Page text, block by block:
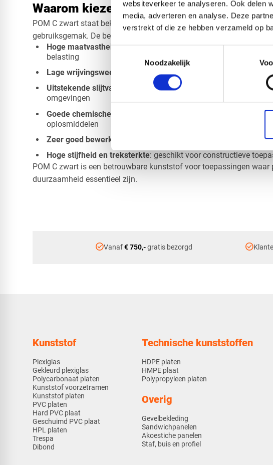
websiteverkeer te analyseren. Ook delen
media, adverteren en analyse. Deze
verstrekt of die ze hebben verzameld op
Toestemmingsselectie
Noodzakelijk
Waarom kiezen voor POM C zwart?
POM C zwart staat bekend om zijn combinatie van kracht, stabiliteit
gebruiksgemak. De belangrijkste voordelen op een rij:
Hoge maatvastheid:behoudt zijn vorm en afmetingen, zelfs bij
belasting
Lage wrijvingsweerstand:
ideaal voor glijdende en bewegende
Uitstekende slijtvastheid:
gaat lang mee in intensieve
omgevingen
Goede chemische bestendigheid:
resistent tegen oliën, vetten
oplosmiddelen
Zeer goed bewerkbaar
: uitstekend te frezen, draaien, boren en
Hoge stijfheid en treksterkte: geschikt voor constructieve
POM C zwart is een betrouwbare kunststof voor toepassingen waar
duurzaamheid essentieel zijn.
check_circleVanaf€ 750,-gratis bezorgd check_circle
Kunststof
Plexiglas
Gekleurd plexiglas
Polycarbonaat platen
Kunststof voorzetramen
Kunststof platen
PVC platen
Hard PVC plaat
Geschuimd PVC plaat
HPL platen
Trespa
Dibond
Technische kunststoffen
HDPE platen
HMPE plaat
Polypropyleen platen
Overig
Gevelbekleding
Sandwichpanelen
Akoestiche panelen
Staf, buis en profiel